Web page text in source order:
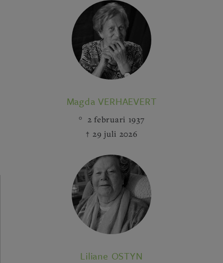
Magda VERHAEVERT
2 februari 1937
29 juli 2026
Liliane OSTYN